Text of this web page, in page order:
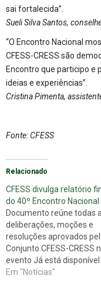
sai fortalecida”.
Sueli Silva Santos,
“O Encontro Nacional
CFESS-CRESS são
Encontro que participo e
ideias e experiências”.
Cristina Pimenta,
Fonte: CFESS
Relacionado
CFESS divulga relatório
do 40º Encontro Nacional
Documento reúne todas
deliberações, moções e
resoluções aprovados
Conjunto CFESS-CRESS
evento Já está disponível
para download o relatório
Em "Notícias"